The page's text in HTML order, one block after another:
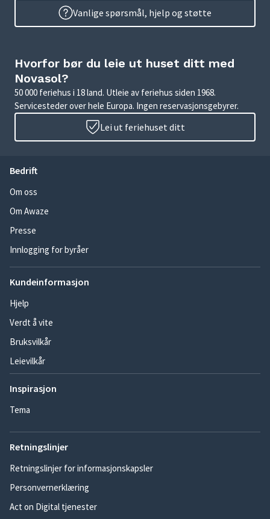
Vanlige spørsmål, hjelp og støtte
Hvorfor bør du leie ut huset ditt med
Novasol?
50 000 feriehus i 18 land. Utleie av feriehus siden 1968.
Servicesteder over hele Europa. Ingen reservasjonsgebyrer.
Lei ut feriehuset ditt
Bedrift
Om oss
Om Awaze
Presse
Innlogging for byråer
Kundeinformasjon
Hjelp
Verdt å vite
Bruksvilkår
Leievilkår
Inspirasjon
Tema
Retningslinjer
Retningslinjer for informasjonskapsler
Personvernerklæring
Act on Digital tjenester